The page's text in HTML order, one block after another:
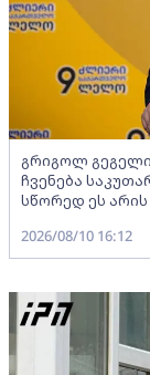
გრიგოლ
ჩვენება
სწორედ ეს
2026/08/10 16:12